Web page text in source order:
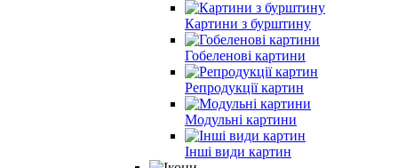
Картини з бурштину
Гобеленові картини
Репродукції картин
Модульні картини
Інші види картин